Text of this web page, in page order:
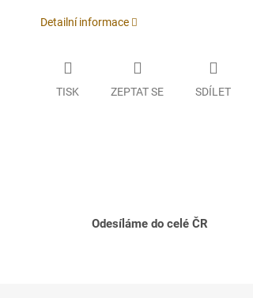
Detailní informace
TISK ZEPTAT SE SDÍLET
Odesíláme do celé ČR